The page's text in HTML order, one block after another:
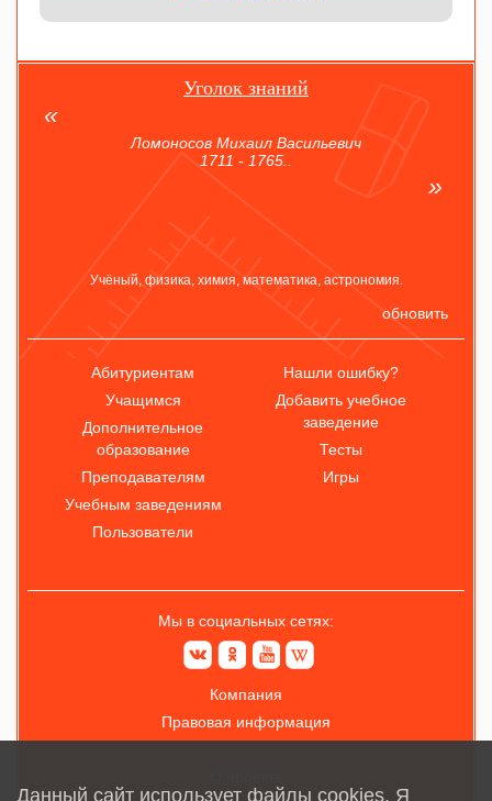
Уголок знаний
Ломоносов Михаил Васильевич
1711 - 1765..
Учёный, физика, химия, математика, астрономия.
обновить
Абитуриентам
Учащимся
Дополнительное
образование
Преподавателям
Учебным заведениям
Пользователи
Нашли ошибку?
Добавить учебное
заведение
Тесты
Игры
Мы в социальных сетях:
Компания
Правовая информация
Данный сайт использует файлы cookies. Я